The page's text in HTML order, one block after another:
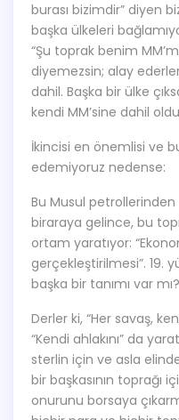
burası bizimdir” diyen
başka ülkeleri
“Şu toprak benim
diyemezsin; alay
dahil. Başka bir ülke
kendi MM’sine dahil
İkincisi en önemlisi ve
edemiyoruz nedense:
Bu Musul
biraraya gelince, bu
ortam yaratıyor:
gerçekleştirilmesi”. 19.
başka bir tanımı var mı?
Derler ki, “Her savaş,
“Kendi ahlakını” da
sterlin için ve asla
bir başkasının toprağı
onurunu borsaya